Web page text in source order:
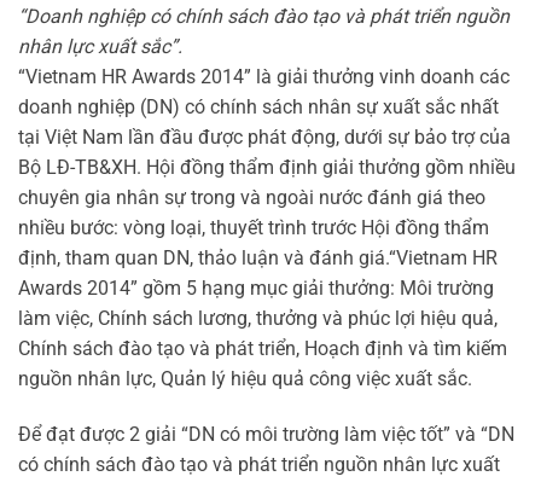
“Doanh nghiệp có chính sách đào tạo và phát triển nguồn
nhân lực xuất sắc”.
“Vietnam HR Awards 2014” là giải thưởng vinh doanh các
doanh nghiệp (DN) có chính sách nhân sự xuất sắc nhất
tại Việt Nam lần đầu được phát động, dưới sự bảo trợ của
Bộ LĐ-TB&XH. Hội đồng thẩm định giải thưởng gồm nhiều
chuyên gia nhân sự trong và ngoài nước đánh giá theo
nhiều bước: vòng loại, thuyết trình trước Hội đồng thẩm
định, tham quan DN, thảo luận và đánh giá.“Vietnam HR
Awards 2014” gồm 5 hạng mục giải thưởng: Môi trường
làm việc, Chính sách lương, thưởng và phúc lợi hiệu quả,
Chính sách đào tạo và phát triển, Hoạch định và tìm kiếm
nguồn nhân lực, Quản lý hiệu quả công việc xuất sắc.
Để đạt được 2 giải “DN có môi trường làm việc tốt” và “DN
có chính sách đào tạo và phát triển nguồn nhân lực xuất